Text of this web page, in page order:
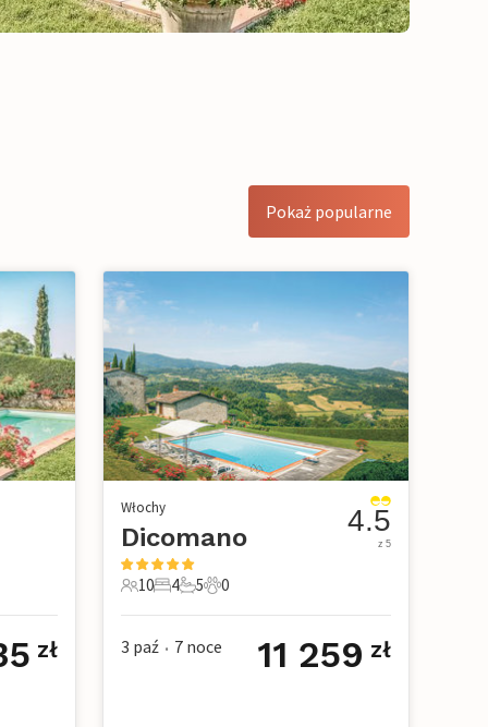
Pokaż popularne
zł
Włochy
Dicomano
10 Goście
10
4 Sypialnie
4
5 Łazienki
5
0 Zwierzęta domowe
0
4.5
z 5
3 paź • 7 noce 11 259 zł